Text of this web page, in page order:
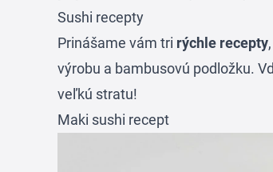
Sushi recepty
Prinášame vám tri rýchle recepty
výrobu a bambusovú podložku.
veľkú stratu!
Maki sushi recept